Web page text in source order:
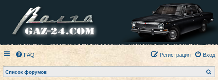
FAQ Вход
Регистрация
Список форумов
о